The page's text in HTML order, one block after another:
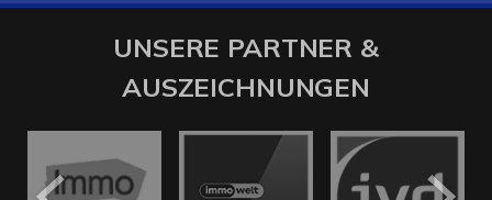
UNSERE PARTNER &
AUSZEICHNUNGEN